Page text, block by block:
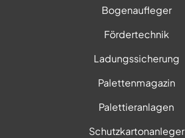
Bogenaufleger
Fördertechnik
Ladungssicherung
Palettenmagazin
Palettieranlagen
Schutzkartonanleger